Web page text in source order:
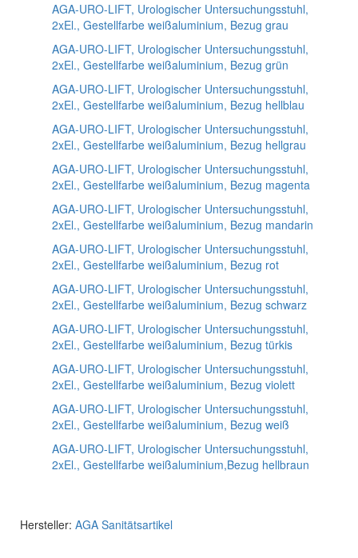
AGA-URO-LIFT, Urologischer Untersuchungsstuhl,
2xEl., Gestellfarbe weißaluminium, Bezug grau
AGA-URO-LIFT, Urologischer Untersuchungsstuhl,
2xEl., Gestellfarbe weißaluminium, Bezug grün
AGA-URO-LIFT, Urologischer Untersuchungsstuhl,
2xEl., Gestellfarbe weißaluminium, Bezug hellblau
AGA-URO-LIFT, Urologischer Untersuchungsstuhl,
2xEl., Gestellfarbe weißaluminium, Bezug hellgrau
AGA-URO-LIFT, Urologischer Untersuchungsstuhl,
2xEl., Gestellfarbe weißaluminium, Bezug magenta
AGA-URO-LIFT, Urologischer Untersuchungsstuhl,
2xEl., Gestellfarbe weißaluminium, Bezug mandarin
AGA-URO-LIFT, Urologischer Untersuchungsstuhl,
2xEl., Gestellfarbe weißaluminium, Bezug rot
AGA-URO-LIFT, Urologischer Untersuchungsstuhl,
2xEl., Gestellfarbe weißaluminium, Bezug schwarz
AGA-URO-LIFT, Urologischer Untersuchungsstuhl,
2xEl., Gestellfarbe weißaluminium, Bezug türkis
AGA-URO-LIFT, Urologischer Untersuchungsstuhl,
2xEl., Gestellfarbe weißaluminium, Bezug violett
AGA-URO-LIFT, Urologischer Untersuchungsstuhl,
2xEl., Gestellfarbe weißaluminium, Bezug weiß
AGA-URO-LIFT, Urologischer Untersuchungsstuhl,
2xEl., Gestellfarbe weißaluminium,Bezug hellbraun
Hersteller: AGA Sanitätsartikel